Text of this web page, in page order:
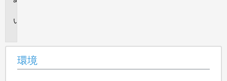
環境